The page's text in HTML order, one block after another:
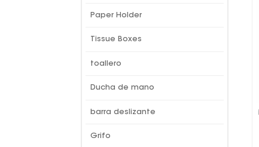
Paper Holder
Tissue Boxes
toallero
Ducha de mano
barra deslizante
Grifo